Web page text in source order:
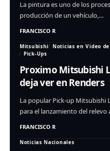
La pintura es uno de los
producción de un vehículo,…
FRANCISCO R
Mitsubishi Noticias en Video
Pick-Ups
Proximo Mitsubishi
deja ver en Renders
La popular Pick-up Mitsubishi
para el lanzamiento del
FRANCISCO R
Noticias Nacionales